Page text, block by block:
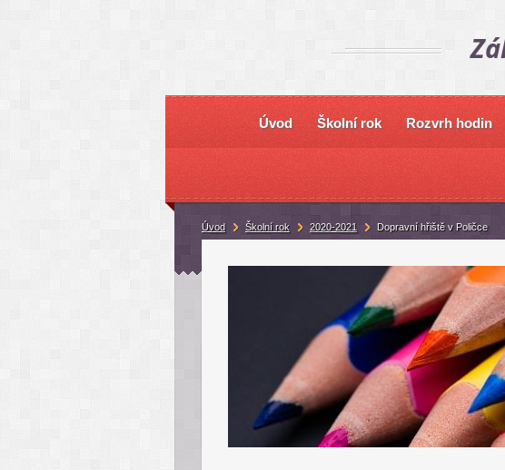
Úvod Školní rok Rozvrh hodin
Úvod Školní rok 2020-2021 Dopravní hřiště v Poličce